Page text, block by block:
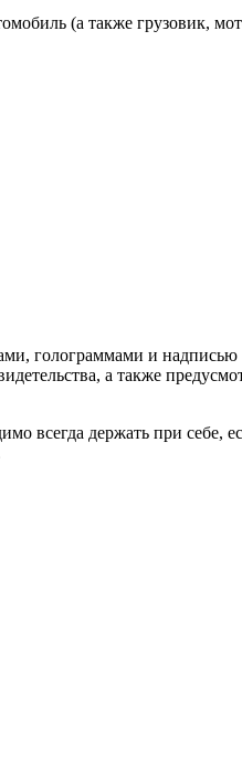
(а также грузовик,
голограммами и надписью
а также
всегда держать при себе,